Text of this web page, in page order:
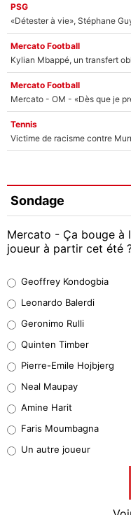
PSG
«Détester à vie», Stéphane
Mercato Football
Kylian Mbappé, un transfert
Mercato Football
Tennis
Sondage
Mercato - Ça bouge à
joueur à partir cet été
38%
32%
5%
1%
9%
Geoffrey Kondogbia
Leonardo Balerdi
Geronimo Rulli
Quinten Timber
Pierre-Emile Hojbjerg
Neal Maupay
Amine Harit
Faris Moumbagna
Un autre joueur